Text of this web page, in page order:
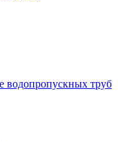
водопропускных труб